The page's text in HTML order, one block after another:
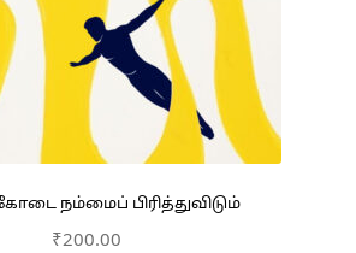
நம்மைப் பிரித்துவிடும்
₹200.00